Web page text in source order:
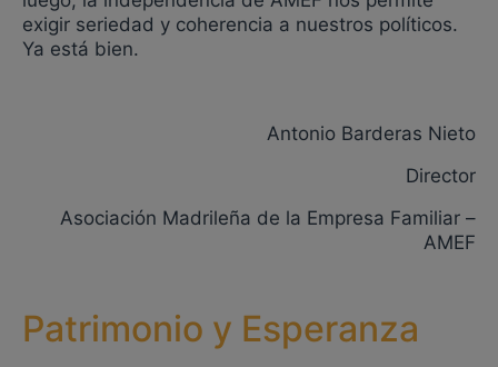
exigir seriedad y coherencia a nuestros políticos.
Ya está bien.
Antonio Barderas Nieto
Director
Asociación Madrileña de la Empresa Familiar –
AMEF
Patrimonio y Esperanza